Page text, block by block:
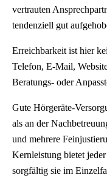
vertrauten
tendenziell gut
Erreichbarkeit ist hier
Telefon, E-Mail,
Beratungs- oder
Gute Hörgeräte-
als an der
und mehrere
Kernleistung bietet
sorgfältig sie im